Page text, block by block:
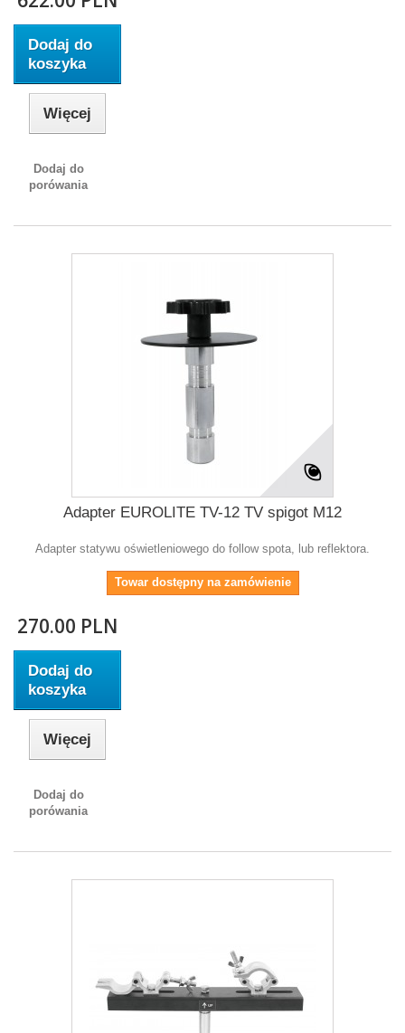
Dodaj do
koszyka
Więcej
Dodaj do
porówania
Adapter EUROLITE TV-12 TV spigot M12
Adapter statywu oświetleniowego do follow spota, lub reflektora.
Towar dostępny na zamówienie
270.00 PLN
Dodaj do
koszyka
Więcej
Dodaj do
porówania